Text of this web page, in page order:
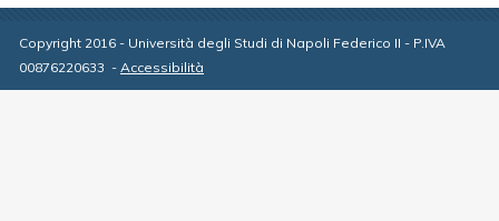
Copyright 2016 - Università degli Studi di Napoli Federico II - P.IVA
00876220633 - Accessibilità